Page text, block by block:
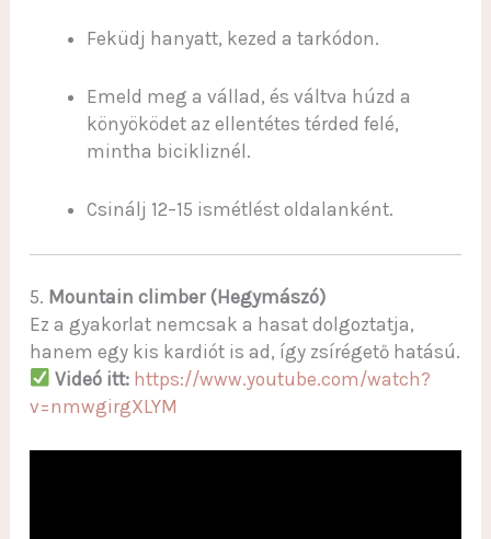
Feküdj hanyatt, kezed a tarkódon.
Emeld meg a vállad, és váltva húzd a
könyöködet az ellentétes térded felé,
mintha bicikliznél.
Csinálj 12–15 ismétlést oldalanként.
5. Mountain climber (Hegymászó)
Ez a gyakorlat nemcsak a hasat dolgoztatja,
hanem egy kis kardiót is ad, így zsírégető hatású.
Videó itt: https://www.youtube.com/watch?
v=nmwgirgXLYM